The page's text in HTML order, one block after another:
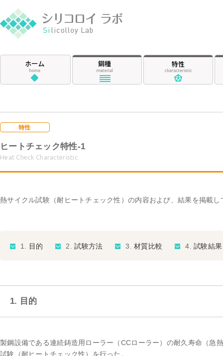
ヒートチェック特性-1
Heat Check Characteristic
熱サイクル試験（耐ヒートチェック性）の内容および、結果を掲載し
目的 試験方法 材質比較 試験結果
1. 目的
製鋼設備である連続鋳造用ローラー（CCローラー）の耐久寿命（急
試験（耐ヒートチェック性）を行った。